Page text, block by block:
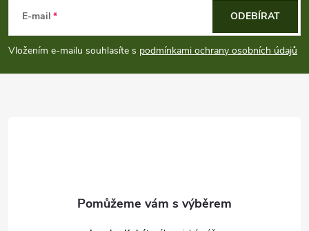
p
E-mail
Vložením e-mailu souhlasíte s podmínkami ochrany osobních údajů
ODEBÍRAT